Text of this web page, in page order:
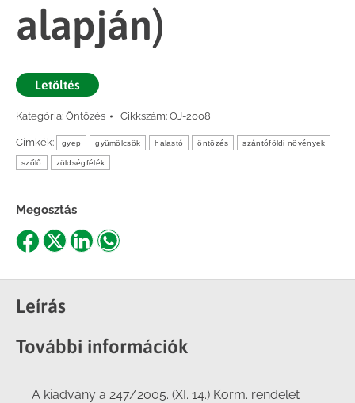
alapján)
Letöltés
Kategória: Öntözés Cikkszám: OJ-2008
Címkék: gyep gyümölcsök halastó öntözés szántóföldi növények
szőlő zöldségfélék
Megosztás
Share
Facebook
Share
X
ShareShare
Leírás
További információk
A kiadvány a 247/2005. (XI. 14.) Korm. rendelet